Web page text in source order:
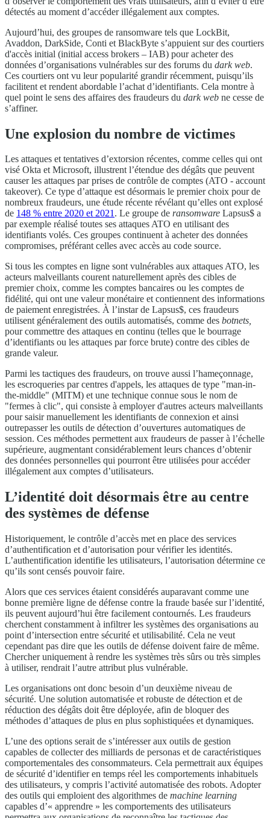
détectés au moment d’accéder illégalement aux comptes.
Aujourd’hui, des groupes de ransomware tels que LockBit,
Avaddon, DarkSide, Conti et BlackByte s’appuient sur des courtiers
d'accès initial (initial access brokers – IAB) pour acheter des
données d’organisations vulnérables sur des forums du dark web.
Ces courtiers ont vu leur popularité grandir récemment, puisqu’ils
facilitent et rendent abordable l’achat d’identifiants. Cela montre à
quel point le sens des affaires des fraudeurs du dark web ne cesse de
s’affiner.
Une explosion du nombre de victimes
Les attaques et tentatives d’extorsion récentes, comme celles qui ont
visé Okta et Microsoft, illustrent l’étendue des dégâts que peuvent
causer les attaques par prises de contrôle de comptes (ATO - account
takeover). Ce type d’attaque est désormais le premier choix pour de
nombreux fraudeurs, une étude récente révélant qu’elles ont explosé
de 148 % entre 2020 et 2021. Le groupe de ransomware Lapsus$ a
par exemple réalisé toutes ses attaques ATO en utilisant des
identifiants volés. Ces groupes continuent à acheter des données
compromises, préférant celles avec accès au code source.
Si tous les comptes en ligne sont vulnérables aux attaques ATO, les
acteurs malveillants courent naturellement après des cibles de
premier choix, comme les comptes bancaires ou les comptes de
fidélité, qui ont une valeur monétaire et contiennent des informations
de paiement enregistrées. À l’instar de Lapsus$, ces fraudeurs
utilisent généralement des outils automatisés, comme des botnets,
pour commettre des attaques en continu (telles que le bourrage
d’identifiants ou les attaques par force brute) contre des cibles de
grande valeur.
Parmi les tactiques des fraudeurs, on trouve aussi l’hameçonnage,
les escroqueries par centres d'appels, les attaques de type "man-in-
the-middle" (MITM) et une technique connue sous le nom de
"fermes à clic", qui consiste à employer d'autres acteurs malveillants
pour saisir manuellement les identifiants de connexion et ainsi
outrepasser les outils de détection d’ouvertures automatiques de
session. Ces méthodes permettent aux fraudeurs de passer à l’échelle
supérieure, augmentant considérablement leurs chances d’obtenir
des données personnelles qui pourront être utilisées pour accéder
illégalement aux comptes d’utilisateurs.
L’identité doit désormais être au centre
des systèmes de défense
Historiquement, le contrôle d’accès met en place des services
d’authentification et d’autorisation pour vérifier les identités.
L’authentification identifie les utilisateurs, l’autorisation détermine ce
qu’ils sont censés pouvoir faire.
Alors que ces services étaient considérés auparavant comme une
bonne première ligne de défense contre la fraude basée sur l’identité,
ils peuvent aujourd’hui être facilement contournés. Les fraudeurs
cherchent constamment à infiltrer les systèmes des organisations au
point d’intersection entre sécurité et utilisabilité. Cela ne veut
cependant pas dire que les outils de défense doivent faire de même.
Chercher uniquement à rendre les systèmes très sûrs ou très simples
à utiliser, rendrait l’autre attribut plus vulnérable.
Les organisations ont donc besoin d’un deuxième niveau de
sécurité. Une solution automatisée et robuste de détection et de
réduction des dégâts doit être déployée, afin de bloquer des
méthodes d’attaques de plus en plus sophistiquées et dynamiques.
L’une des options serait de s’intéresser aux outils de gestion
capables de collecter des milliards de personas et de caractéristiques
comportementales des consommateurs. Cela permettrait aux équipes
de sécurité d’identifier en temps réel les comportements inhabituels
des utilisateurs, y compris l’activité automatisée des robots. Adopter
des outils qui emploient des algorithmes de machine learning
capables d’« apprendre » les comportements des utilisateurs